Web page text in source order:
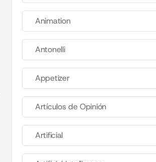
Animation
Antonelli
Appetizer
Artículos de Opinión
Artificial